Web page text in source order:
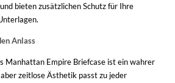
bieten zusätzlichen Schutz für Ihre
Anlass
Manhattan Empire Briefcase ist ein wahrer
zeitlose Ästhetik passt zu jeder